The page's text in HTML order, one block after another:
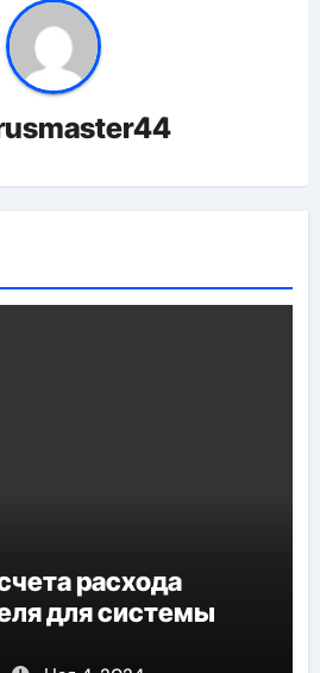
расхода
для системы